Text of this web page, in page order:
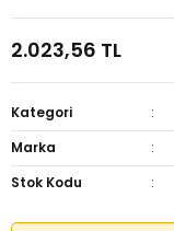
2.023,56 TL
Kategori
Marka
Stok Kodu